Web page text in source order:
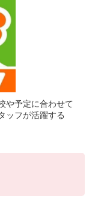
や予定に合わせて
ッフが活躍する